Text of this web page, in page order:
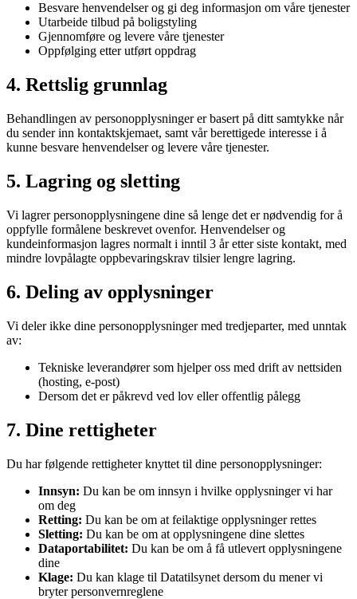
Besvare henvendelser og gi deg informasjon om våre tjenester
Utarbeide tilbud på boligstyling
Gjennomføre og levere våre tjenester
Oppfølging etter utført oppdrag
4. Rettslig grunnlag
Behandlingen av personopplysninger er basert på ditt samtykke når
du sender inn kontaktskjemaet, samt vår berettigede interesse i å
kunne besvare henvendelser og levere våre tjenester.
5. Lagring og sletting
Vi lagrer personopplysningene dine så lenge det er nødvendig for å
oppfylle formålene beskrevet ovenfor. Henvendelser og
kundeinformasjon lagres normalt i inntil 3 år etter siste kontakt, med
mindre lovpålagte oppbevaringskrav tilsier lengre lagring.
6. Deling av opplysninger
Vi deler ikke dine personopplysninger med tredjeparter, med unntak
av:
Tekniske leverandører som hjelper oss med drift av nettsiden
(hosting, e-post)
Dersom det er påkrevd ved lov eller offentlig pålegg
7. Dine rettigheter
Du har følgende rettigheter knyttet til dine personopplysninger:
Innsyn: Du kan be om innsyn i hvilke opplysninger vi har
om deg
Retting: Du kan be om at feilaktige opplysninger rettes
Sletting: Du kan be om at opplysningene dine slettes
Dataportabilitet: Du kan be om å få utlevert opplysningene
dine
Klage: Du kan klage til Datatilsynet dersom du mener vi
bryter personvernreglene